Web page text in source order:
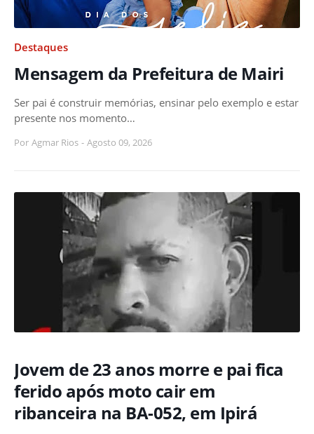
Destaques
Mensagem da Prefeitura de Mairi
Ser pai é construir memórias, ensinar pelo exemplo e estar
presente nos momento…
Por Agmar Rios - Agosto 09, 2026
Jovem de 23 anos morre e pai fica
ferido após moto cair em
ribanceira na BA-052, em Ipirá